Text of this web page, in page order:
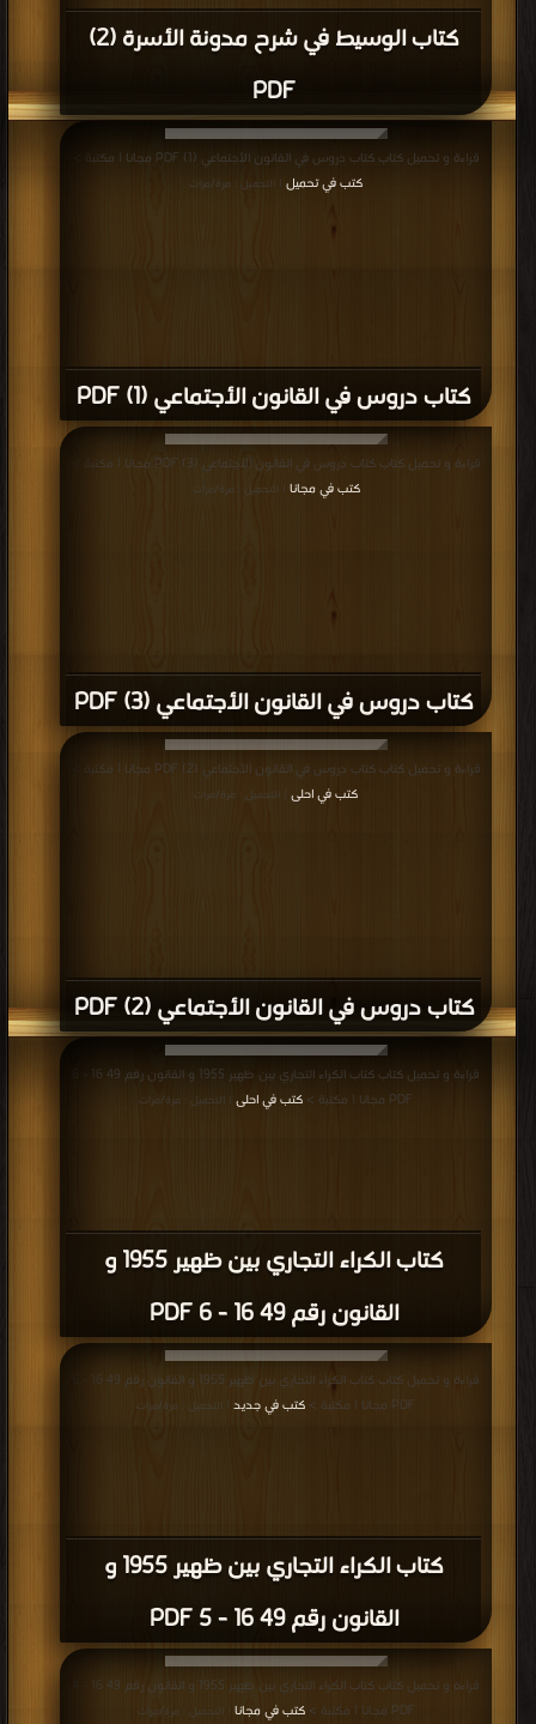
كتاب الوسيط في شرح مدونة الأسرة (2)
PDF
كتاب دروس في القانون الأجتماعي (1) PDF
قراءة و تحميل كتاب كتاب دروس في القانون الأجتماعي (1) PDF مجانا | مكتبة >
كتب في تحميل
| التحميل : مرة/مرات
كتاب دروس في القانون الأجتماعي (3) PDF
قراءة و تحميل كتاب كتاب دروس في القانون الأجتماعي (3) PDF مجانا | مكتبة >
كتب في مجانا | التحميل : مرة/مرات
كتاب دروس في القانون الأجتماعي (2) PDF
قراءة و تحميل كتاب كتاب دروس في القانون الأجتماعي (2) PDF مجانا | مكتبة >
كتب في احلى
| التحميل : مرة/مرات
كتاب الكراء التجاري بين ظهير 1955 و
القانون رقم 49 16 - 6 PDF
PDF مجانا | مكتبة >
كتب في احلى | التحميل : مرة/مرات
كتاب الكراء التجاري بين ظهير 1955 و
القانون رقم 49 16 - 5 PDF
PDF مجانا | مكتبة >
كتب في جديد | التحميل : مرة/مرات
PDF مجانا | مكتبة >
كتب في مجانا | التحميل : مرة/مرات